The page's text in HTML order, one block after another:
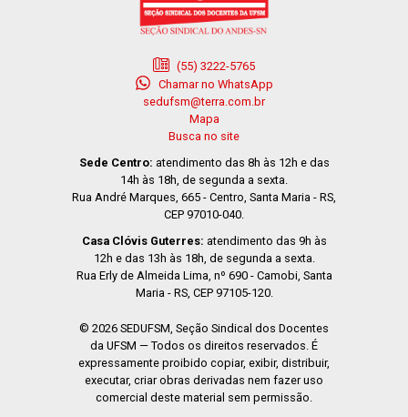
(55) 3222-5765
Chamar no WhatsApp
sedufsm@terra.com.br
Mapa
Busca no site
Sede Centro: atendimento das 8h às 12h e das
14h às 18h, de segunda a sexta.
Rua André Marques, 665 - Centro, Santa Maria - RS,
CEP 97010-040.
Casa Clóvis Guterres: atendimento das 9h às
12h e das 13h às 18h, de segunda a sexta.
Rua Erly de Almeida Lima, nº 690 - Camobi, Santa
Maria - RS, CEP 97105-120.
© 2026 SEDUFSM, Seção Sindical dos Docentes
da UFSM — Todos os direitos reservados. É
expressamente proibido copiar, exibir, distribuir,
executar, criar obras derivadas nem fazer uso
comercial deste material sem permissão.